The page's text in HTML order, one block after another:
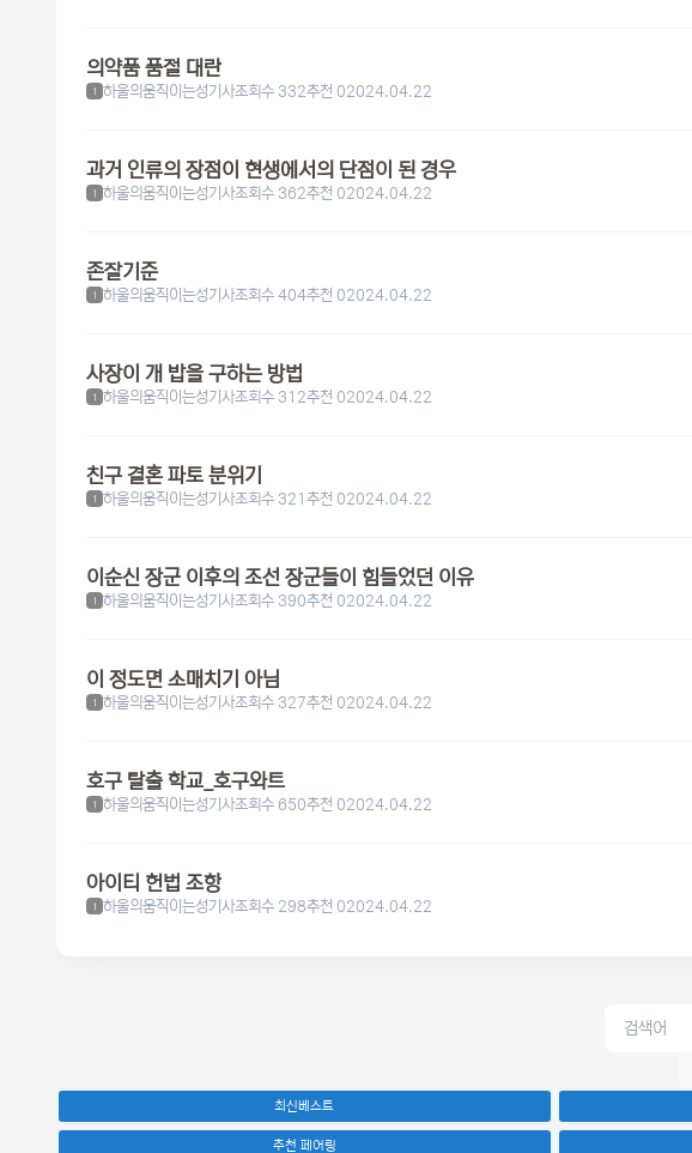
의약품 품절 대란
1 하울의움직이는성기사조회수 332추천 02024.04.22
과거 인류의 장점이 현생에서의 단점이 된 경우
1 하울의움직이는성기사조회수 362추천 02024.04.22
존잘기준
1 하울의움직이는성기사조회수 404추천 02024.04.22
사장이 개 밥을 구하는 방법
1 하울의움직이는성기사조회수 312추천 02024.04.22
친구 결혼 파토 분위기
1 하울의움직이는성기사조회수 321 추천 02024.04.22
이순신 장군 이후의 조선 장군들이 힘들었던 이유
1 하울의움직이는성기사조회수 390추천 02024.04.22
이 정도면 소매치기 아님
1 하울의움직이는성기사조회수 327추천 02024.04.22
호구 탈출 학교_호구와트
1 하울의움직이는성기사조회수 650추천 02024.04.22
아이티 헌법 조항
1 하울의움직이는성기사조회수 298추천 02024.04.22
최신베스트
추천 페어링